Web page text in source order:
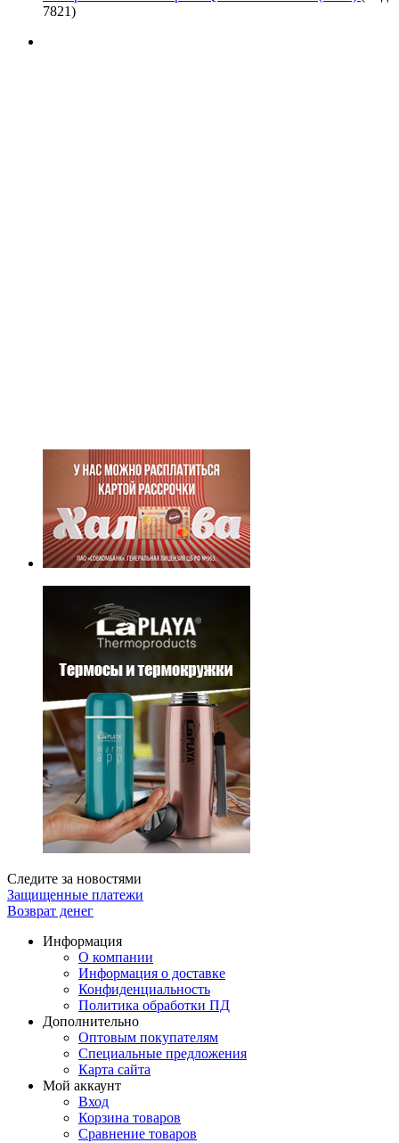
7821)
Следите за новостями
Защищенные платежи
Возврат денег
Информация
О компании
Информация о доставке
Конфиденциальность
Политика обработки ПД
Дополнительно
Оптовым покупателям
Специальные предложения
Карта сайта
Мой аккаунт
Вход
Корзина товаров
Сравнение товаров